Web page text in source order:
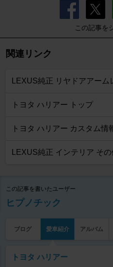
この記事を
関連リンク
LEXUS純正 リヤドアアー
トヨタ ハリアー トップ
トヨタ ハリアー カスタム情
LEXUS純正 インテリア そ
この記事を書いたユーザー
ヒプノチック
ブログ 愛車紹介 アルバム
トヨタ ハリアー